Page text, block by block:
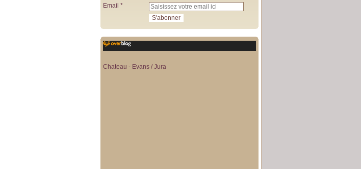
Email
Chateau - Evans / Jura